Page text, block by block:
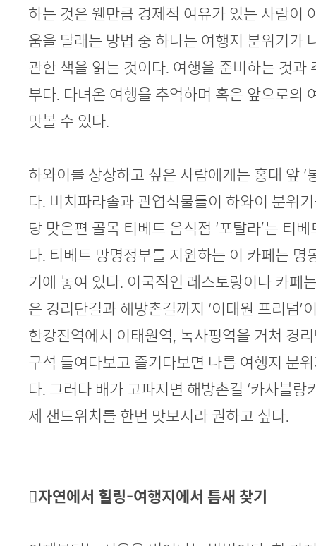
하는 것은 웬만큼 경제적 여유가 있는 사람이
움을 달래는 방법 중 하나는 여행지 분위기가
관한 책을 읽는 것이다. 여행을 준비하는 것과
부다. 다녀온 여행을 추억하며 혹은 앞으로의
맛볼 수 있다.
하와이를 상상하고 싶은 사람에게는 홍대 앞 ‘
다. 비치파라솔과 관엽식물들이 하와이 분위
당 맞은편 골목 티베트 음식점 ‘포탈라’는 티
다. 티베트 망명정부를 지원하는 이 카페는 명
기에 놓여 있다. 이국적인 레스토랑이나 카페
은 경리단길과 해방촌길까지 ‘이태원 프리덤’
한강진역에서 이태원역, 녹사평역을 거쳐 경
구석 들여다보고 즐기다보면 나름 여행지 분
다. 그러다 배가 고파지면 해방촌길 ‘카사블랑
제 샌드위치를 한번 맛보시라 권하고 싶다.
자연에서 힐링-여행지에서 틈새 찾기